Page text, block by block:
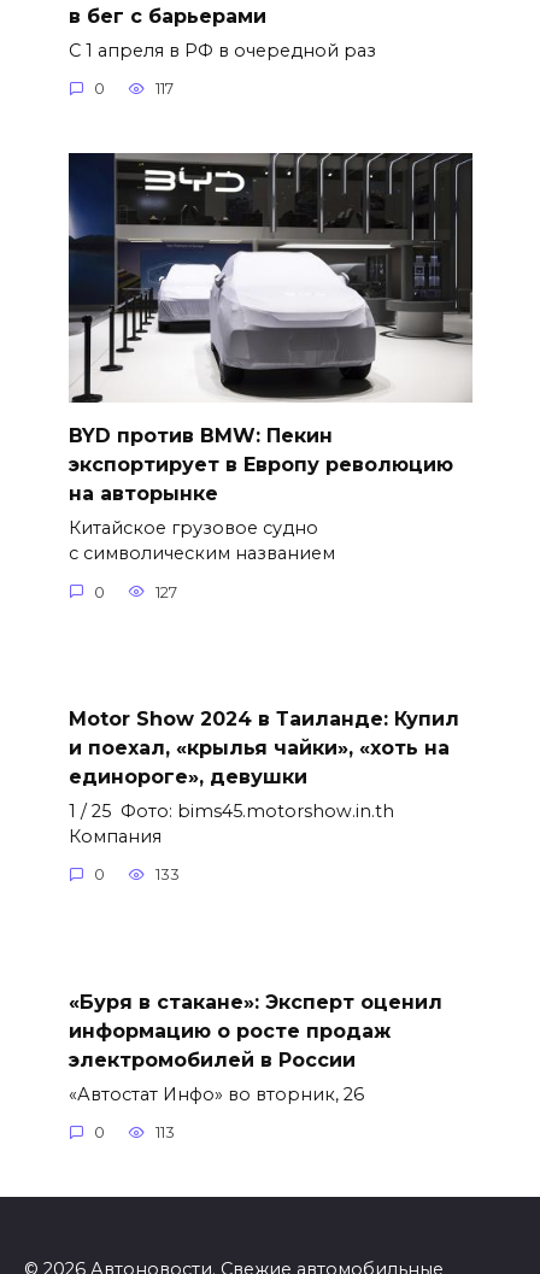
в бег с барьерами
С 1 апреля в РФ в очередной раз
0 117
BYD против BMW: Пекин
экспортирует в Европу революцию
на авторынке
Китайское грузовое судно
с символическим названием
0 127
Motor Show 2024 в Таиланде: Купил
и поехал, «крылья чайки», «хоть на
единороге», девушки
1 / 25 Фото: bims45.motorshow.in.th
Компания
0 133
«Буря в стакане»: Эксперт оценил
информацию о росте продаж
электромобилей в России
«Автостат Инфо» во вторник, 26
0 113
© 2026 Автоновости. Свежие автомобильные